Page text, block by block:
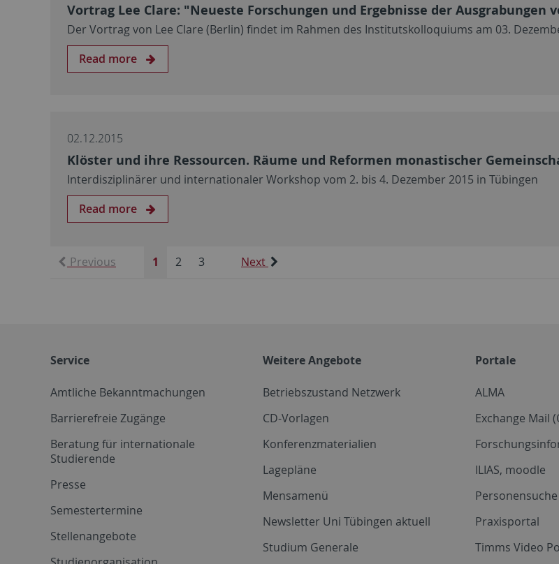
Vortrag Lee Clare: "Neueste Forschungen und Ergebnisse der Ausgrabungen
Der Vortrag von Lee Clare (Berlin) findet im Rahmen des Institutskolloquiums am 03.
Read more
02.12.2015
Klöster und ihre Ressourcen. Räume und Reformen monastischer
Interdisziplinärer und internationaler Workshop vom 2. bis 4. Dezember 2015 in Tübingen
Read more
Previous 1 2 3 Next
Service
Amtliche Bekanntmachungen
Barrierefreie Zugänge
Beratung für internationale
Studierende
Presse
Semestertermine
Stellenangebote
Weitere Angebote
Betriebszustand Netzwerk
CD-Vorlagen
Konferenzmaterialien
Lagepläne
Mensamenü
Newsletter Uni Tübingen aktuell
Studium Generale
Portale
ALMA
Exchange Mail
ILIAS, moodle
Personensuche
Praxisportal
Timms Video